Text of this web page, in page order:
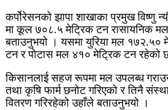
कर्पोरेसनको झापा शाखाका प्रमुख विष्णु
मा कूल ७०८.५ मेट्रिक टन रासायनिक मल
बताउनुभयो । यसमा युरिया मल १७२.५०
टन र पोटास मल ४१० मेट्रिक टन रहेको
किसानलाई सहज रूपमा मल उपलब्ध
तथा कृषि फार्म छनोट गरिएको र तिनै
वितरण गरिरहेको उहाँले बताउनुभयो ।